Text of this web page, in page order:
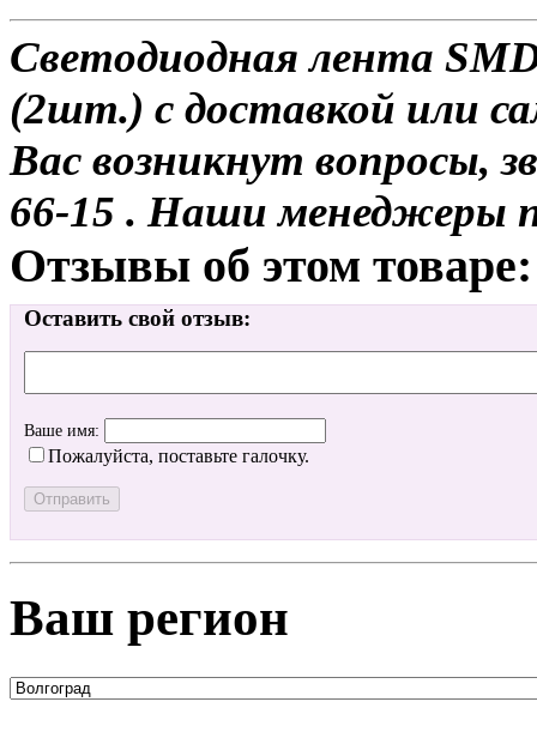
Светодиодная лента
(2шт.) с доставкой или
Вас возникнут вопросы,
66-15 . Наши менеджеры
Отзывы об этом товаре:
Оставить свой отзыв:
Ваше имя:
Пожалуйста, поставьте галочку.
Ваш регион